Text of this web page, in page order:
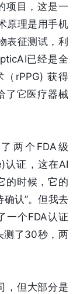
项目，这是一
原理是用手机
表征测试，利
已经是全
rPPG) 获得
了它医疗器械
两个FDA级
认证，这在AI
的时候，它的
确认”。但我去
一个FDA认证
测了30秒，两
，但大部分是